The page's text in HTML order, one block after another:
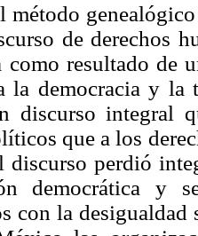
método
de derechos
como resultado de
la democracia y
discurso integral
que a los
discurso perdió
democrática y
con la